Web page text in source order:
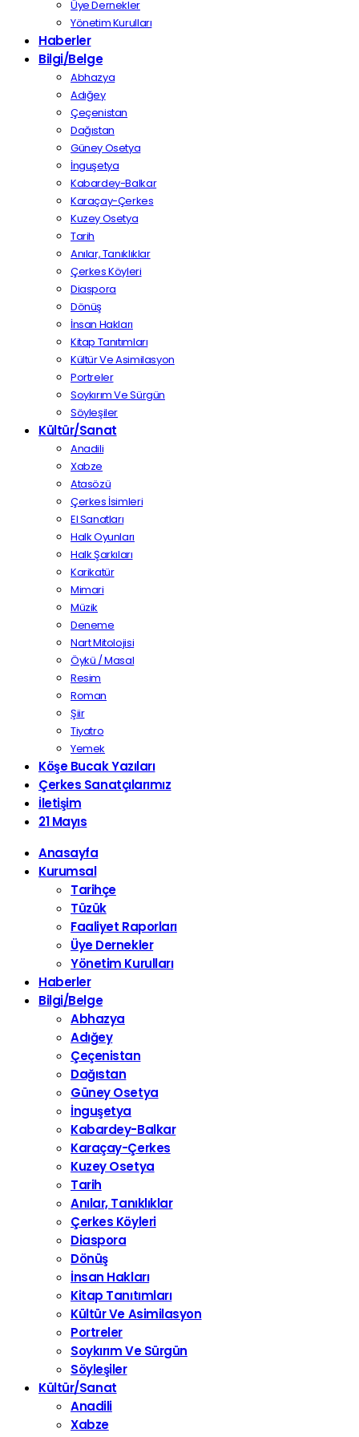
Üye Dernekler
Yönetim Kurulları
Haberler
Bilgi/Belge
Abhazya
Adığey
Çeçenistan
Dağıstan
Güney Osetya
İnguşetya
Kabardey-Balkar
Karaçay-Çerkes
Kuzey Osetya
Tarih
Anılar, Tanıklıklar
Çerkes Köyleri
Diaspora
Dönüş
İnsan Hakları
Kitap Tanıtımları
Kültür Ve Asimilasyon
Portreler
Soykırım Ve Sürgün
Söyleşiler
Kültür/Sanat
Anadili
Xabze
Atasözü
Çerkes İsimleri
El Sanatları
Halk Oyunları
Halk Şarkıları
Karikatür
Mimari
Müzik
Deneme
Nart Mitolojisi
Öykü / Masal
Resim
Roman
Şiir
Tiyatro
Yemek
Köşe Bucak Yazıları
Çerkes Sanatçılarımız
İletişim
21 Mayıs
Anasayfa
Kurumsal
Tarihçe
Tüzük
Faaliyet Raporları
Üye Dernekler
Yönetim Kurulları
Haberler
Bilgi/Belge
Abhazya
Adığey
Çeçenistan
Dağıstan
Güney Osetya
İnguşetya
Kabardey-Balkar
Karaçay-Çerkes
Kuzey Osetya
Tarih
Anılar, Tanıklıklar
Çerkes Köyleri
Diaspora
Dönüş
İnsan Hakları
Kitap Tanıtımları
Kültür Ve Asimilasyon
Portreler
Soykırım Ve Sürgün
Söyleşiler
Kültür/Sanat
Anadili
Xabze